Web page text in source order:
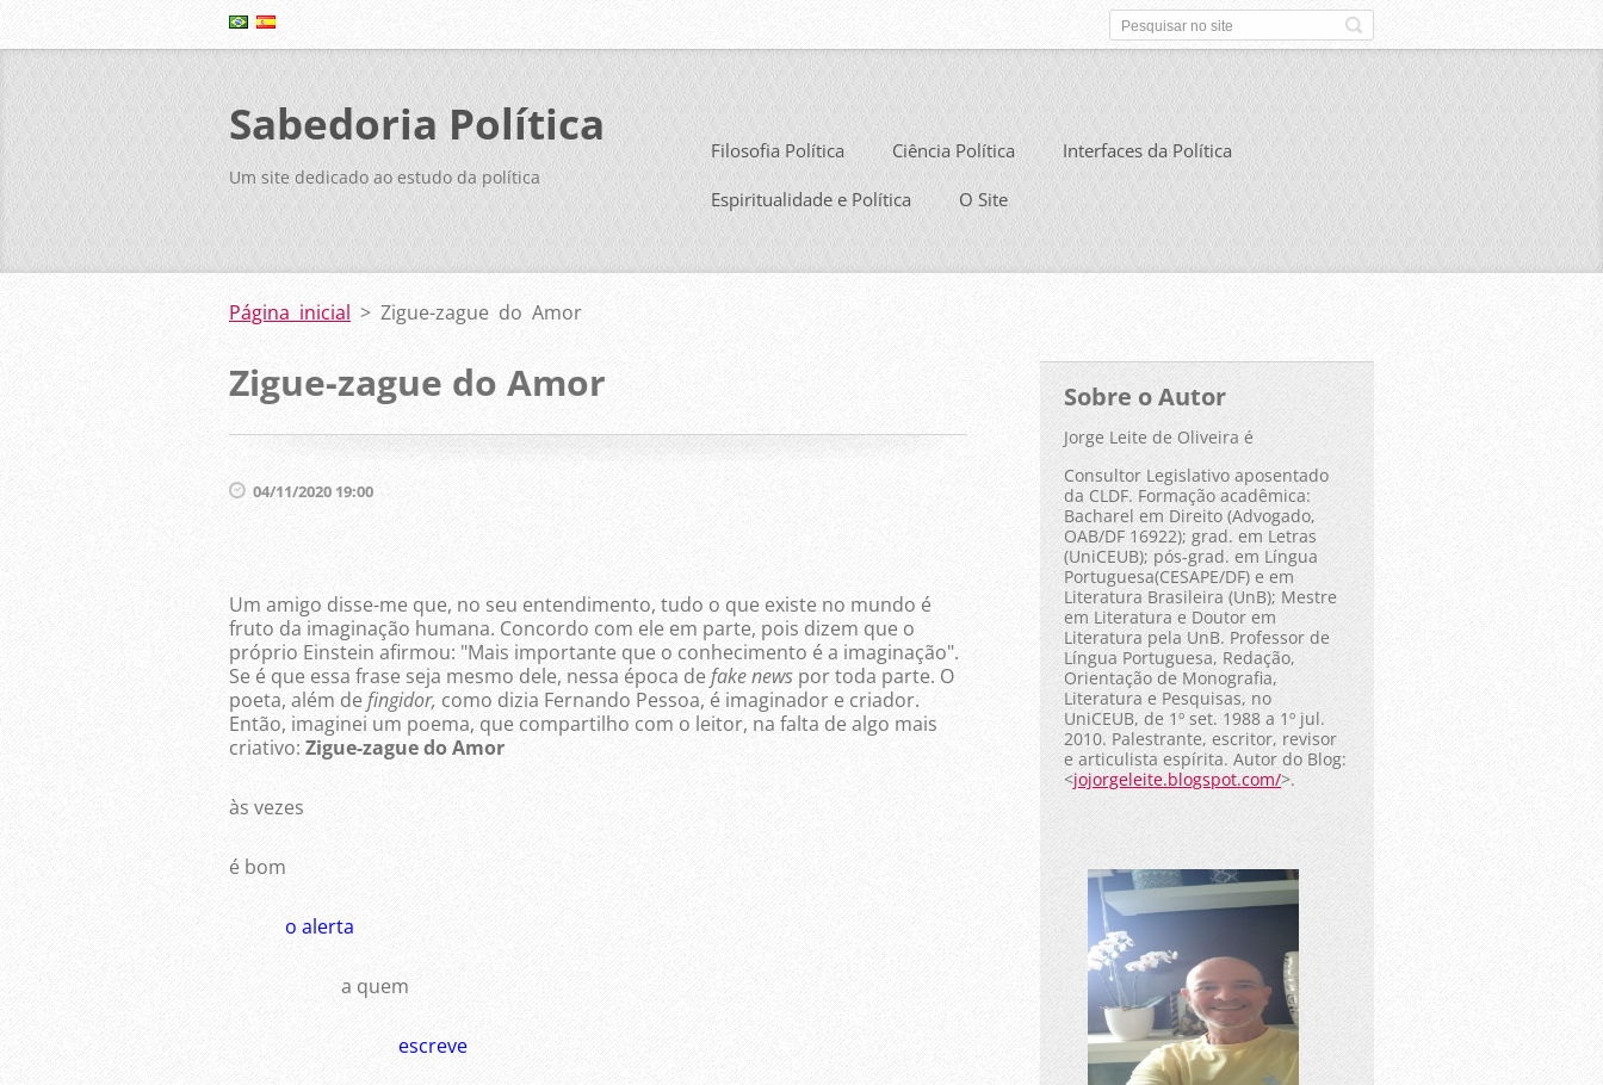
Sabedoria Política
Um site dedicado ao estudo da política
Filosofia Política Ciência Política Interfaces da Política
Espiritualidade e Política O Site
Página inicial > Zigue-zague do Amor
Zigue-zague do Amor
04/11/2020 19:00
Um amigo disse-me que, no seu entendimento, tudo o que existe no mundo é
fruto da imaginação humana. Concordo com ele em parte, pois dizem que o
próprio Einstein afirmou: "Mais importante que o conhecimento é a imaginação".
Se é que essa frase seja mesmo dele, nessa época defake news por toda parte. O
poeta, além defingidor, como dizia Fernando Pessoa, é imaginador e criador.
Então, imaginei um poema, que compartilho com o leitor, na falta de algo mais
criativo: Zigue-zague do Amor
às vezes
é bom
o alerta
a quem
escreve
Sobre o Autor
Jorge Leite de Oliveira é
Consultor Legislativo aposentado
da CLDF. Formação acadêmica:
Bacharel em Direito (Advogado,
OAB/DF 16922); grad. em Letras
(UniCEUB); pós-grad. em Língua
Portuguesa(CESAPE/DF) e em
Literatura Brasileira (UnB); Mestre
em Literatura e Doutor em
Literatura pela UnB. Professor de
Língua Portuguesa, Redação,
Orientação de Monografia,
Literatura e Pesquisas, no
UniCEUB, de 1º set. 1988 a 1º jul.
2010. Palestrante, escritor, revisor
e articulista espírita. Autor do Blog:
<jojorgeleite.blogspot.com/>.